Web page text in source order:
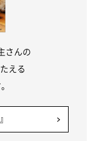
さんの
える